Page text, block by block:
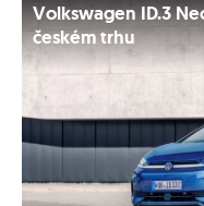
Volkswagen ID.3
českém trhu